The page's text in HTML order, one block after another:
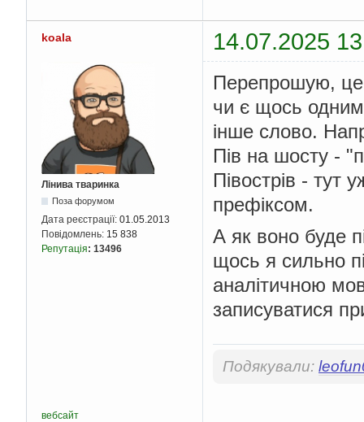
koala 14.07.2025
Лінива тваринка
Поза форумом
Дата реєстрації: 01.05.2013
Повідомлень: 15 838
Репутація: 13496
Перепрошую, це
чи є щось одним
інше слово.
Пів на шосту -
Півострів - тут
префіксом.
А як воно буде
щось я сильно
аналітичною
записуватися
Подякували:
вебсайт